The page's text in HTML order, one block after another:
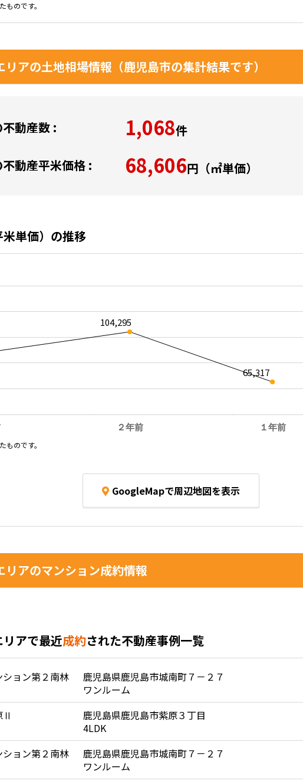
のです。
アの土地相場情報（鹿児島市の集計結果です）
不動産数 : 1,068件
不動産平米価格 : 68,606円（㎡単価）
単価）の推移
２年前 １年前
104,295
65,317
のです。
GoogleMapで周辺地図を表示
アのマンション成約情報
アで最近成約された不動産事例一覧
ョン第２南林
鹿児島県鹿児島市城南町７－２７
ワンルーム
Ⅱ
鹿児島県鹿児島市紫原３丁目
4LDK
ョン第２南林
鹿児島県鹿児島市城南町７－２７
ワンルーム